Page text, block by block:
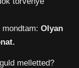
Olyan
melletted?